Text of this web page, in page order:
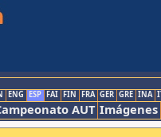
ENG ESP FAI FIN FRA GER GRE INA
AUT Imágenes